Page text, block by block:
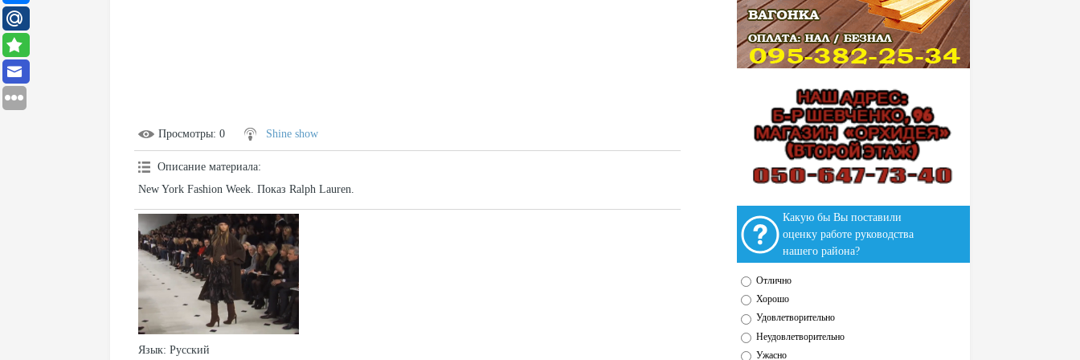
Просмотры: 0 Shine show
Описание материала:
New York Fashion Week. Показ Ralph Lauren.
Язык: Русский
Какую бы Вы поставили
оценку работе руководства
нашего района?
Отлично
Хорошо
Удовлетворительно
Неудовлетворительно
Ужасно